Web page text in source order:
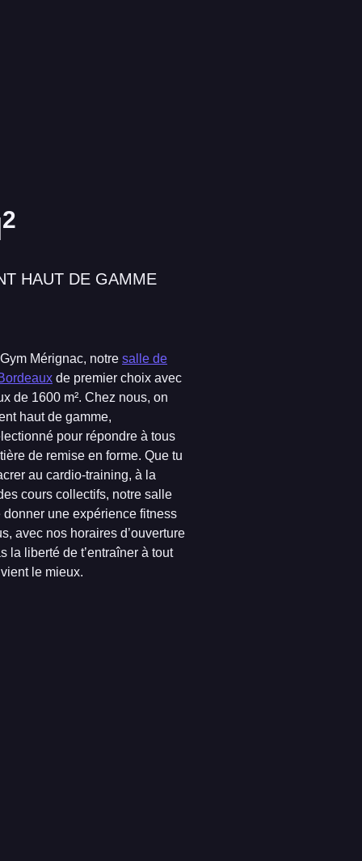
2
HAUT DE GAMME
Mérignac, notre salle de
de premier choix avec
de 1600 m². Chez nous, on
haut de gamme,
pour répondre à tous
de remise en forme. Que tu
au cardio-training, à la
cours collectifs, notre salle
donner une expérience fitness
avec nos horaires d’ouverture
la liberté de t’entraîner à tout
le mieux.